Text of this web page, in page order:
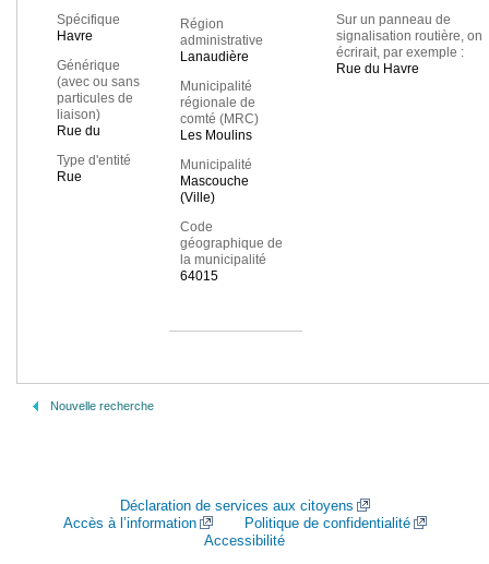
Spécifique
Havre
Générique
(avec ou sans
particules de
liaison)
Rue du
Type d'entité
Rue
Région
administrative
Lanaudière
Municipalité
régionale de
comté (MRC)
Les Moulins
Municipalité
Mascouche
(Ville)
Code
géographique de
la municipalité
64015
Sur un panneau de
signalisation routière, on
écrirait, par exemple :
Rue du Havre
Nouvelle recherche
Déclaration de services aux citoyens
Accès à l’information
Politique de confidentialité
Accessibilité